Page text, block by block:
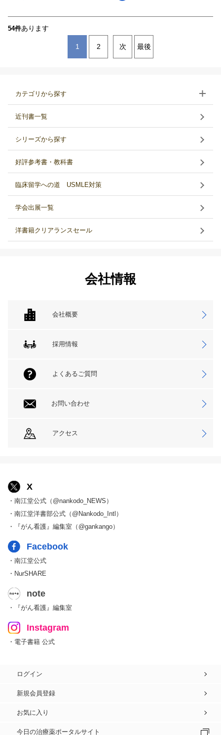
54件あります
1 2 次 最後
カテゴリから探す
近刊書一覧
シリーズから探す
好評参考書・教科書
臨床留学への道 USMLE対策
学会出展一覧
洋書籍クリアランスセール
会社情報
会社概要
採用情報
よくあるご質問
お問い合わせ
アクセス
X
・南江堂公式（@nankodo_NEWS）
・南江堂洋書部公式（@Nankodo_Intl）
・『がん看護』編集室（@gankango）
Facebook
・南江堂公式
・NurSHARE
note
・『がん看護』編集室
Instagram
・電子書籍 公式
ログイン
新規会員登録
お気に入り
今日の治療薬ポータルサイト